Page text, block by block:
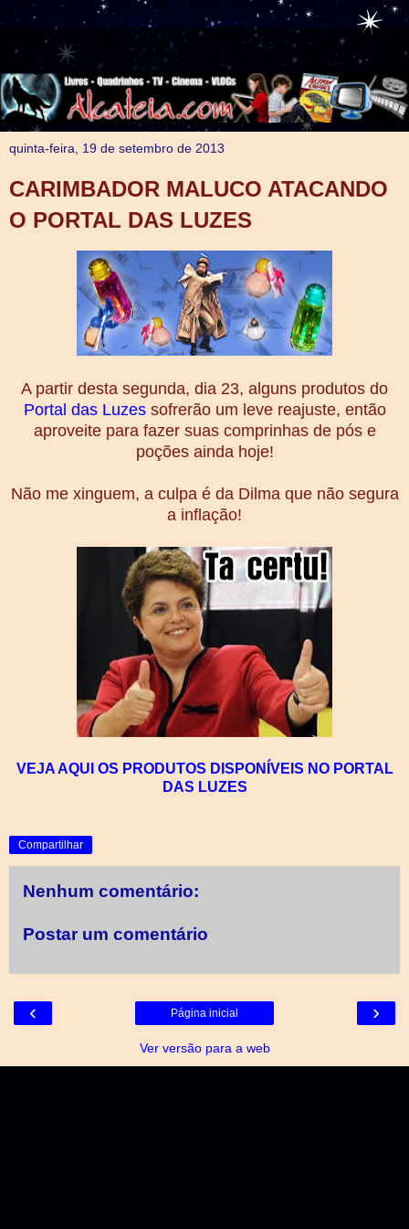
quinta-feira, 19 de setembro de 2013
CARIMBADOR MALUCO ATACANDO
O PORTAL DAS LUZES
A partir desta segunda, dia 23, alguns produtos do
Portal das Luzessofrerão um leve reajuste, então
aproveite para fazer suas comprinhas de pós e
poções ainda hoje!
Não me xinguem, a culpa é da Dilma que não segura
a inflação!
VEJA AQUI OS PRODUTOS DISPONÍVEIS NO PORTAL
DAS LUZES
Compartilhar
Nenhum comentário:
Postar um comentário
‹ ›
Página inicial
Ver versão para a web